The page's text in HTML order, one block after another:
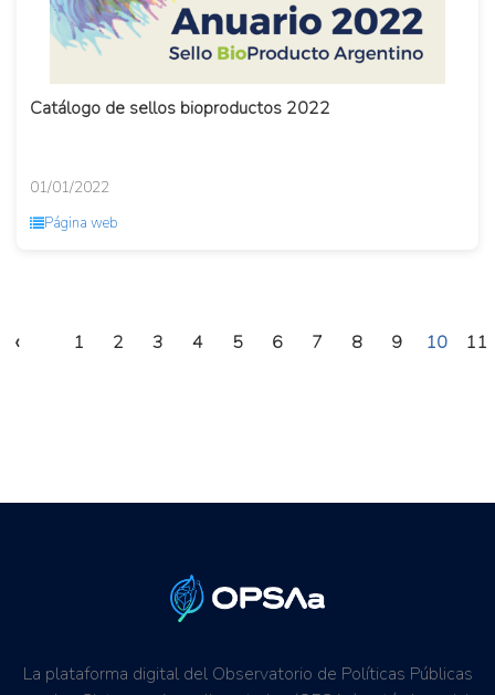
Catálogo de sellos bioproductos 2022
01/01/2022
Página web
‹ 1 2 3 4 5 6 7 8 9 10 11
La plataforma digital del Observatorio de Políticas Públicas